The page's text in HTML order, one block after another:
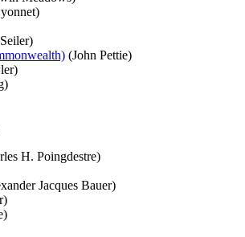
(John Pettie)
H. Poingdestre)
Jacques Bauer)